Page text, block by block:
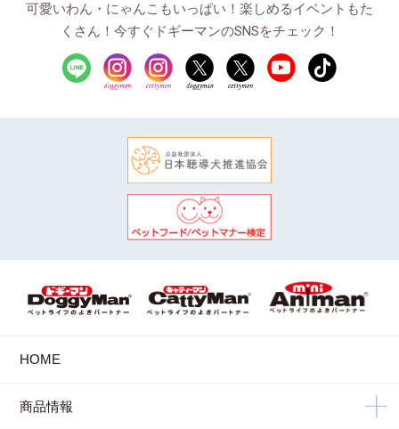
可愛いわん・にゃんこもいっぱい！楽しめるイベントもた
くさん！今すぐドギーマンのSNSをチェック！
HOME
商品情報